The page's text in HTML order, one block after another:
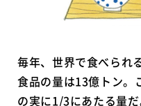
毎年、世界で食べられ
食品の量は13億トン。
の実に1/3にあたる量